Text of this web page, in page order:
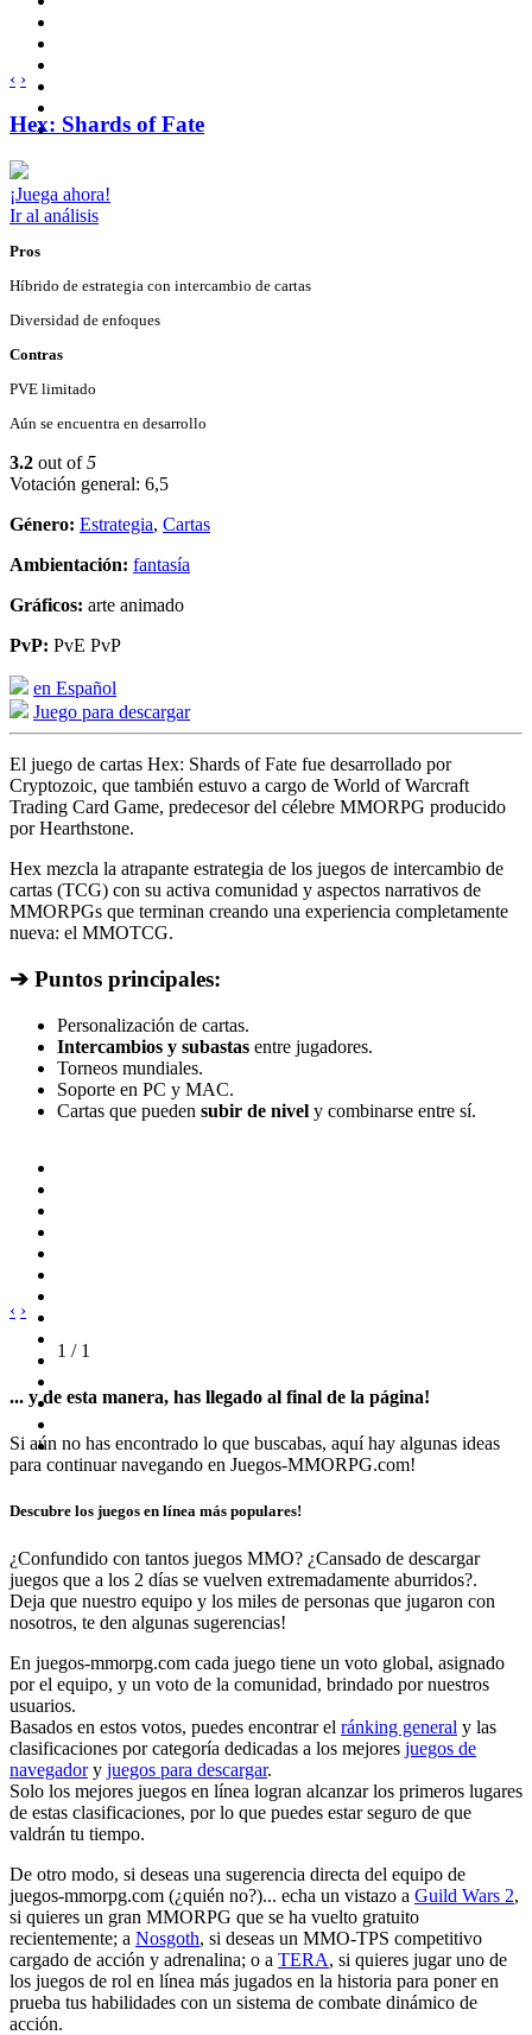
‹ ›
Hex: Shards of Fate
¡Juega ahora!
Ir al análisis
Pros
Híbrido de estrategia con intercambio de cartas
Diversidad de enfoques
Contras
PVE limitado
Aún se encuentra en desarrollo
3.2 out of5
Votación general: 6,5
Género: Estrategia, Cartas
Ambientación: fantasía
Gráficos: arte animado
PvP: PvE PvP
en Español
Juego para descargar
El juego de cartas Hex: Shards of Fate fue desarrollado por
Cryptozoic, que también estuvo a cargo de World of Warcraft
Trading Card Game, predecesor del célebre MMORPG producido
por Hearthstone.
Hex mezcla la atrapante estrategia de los juegos de intercambio de
cartas (TCG) con su activa comunidad y aspectos narrativos de
MMORPGs que terminan creando una experiencia completamente
nueva: el MMOTCG.
➔ Puntos principales:
Personalización de cartas.
Intercambios y subastas entre jugadores.
Torneos mundiales.
Soporte en PC y MAC.
Cartas que pueden subir de nivel y combinarse entre sí.
‹ ›
1 / 1
... y de esta manera, has llegado al final de la página!
Si aún no has encontrado lo que buscabas, aquí hay algunas ideas
para continuar navegando en Juegos-MMORPG.com!
Descubre los juegos en línea más populares!
¿Confundido con tantos juegos MMO? ¿Cansado de descargar
juegos que a los 2 días se vuelven extremadamente aburridos?.
Deja que nuestro equipo y los miles de personas que jugaron con
nosotros, te den algunas sugerencias!
En juegos-mmorpg.com cada juego tiene un voto global, asignado
por el equipo, y un voto de la comunidad, brindado por nuestros
usuarios.
Basados en estos votos, puedes encontrar el ránking general y las
clasificaciones por categoría dedicadas a los mejores juegos de
navegadory juegos para descargar.
Solo los mejores juegos en línea logran alcanzar los primeros lugares
de estas clasificaciones, por lo que puedes estar seguro de que
valdrán tu tiempo.
De otro modo, si deseas una sugerencia directa del equipo de
juegos-mmorpg.com (¿quién no?)... echa un vistazo a Guild Wars 2,
si quieres un gran MMORPG que se ha vuelto gratuito
recientemente; a Nosgoth, si deseas un MMO-TPS competitivo
cargado de acción y adrenalina; o a TERA, si quieres jugar uno de
los juegos de rol en línea más jugados en la historia para poner en
prueba tus habilidades con un sistema de combate dinámico de
acción.